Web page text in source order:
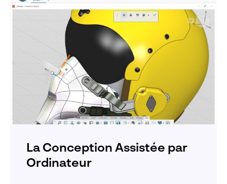
La Conception Assistée par
Ordinateur